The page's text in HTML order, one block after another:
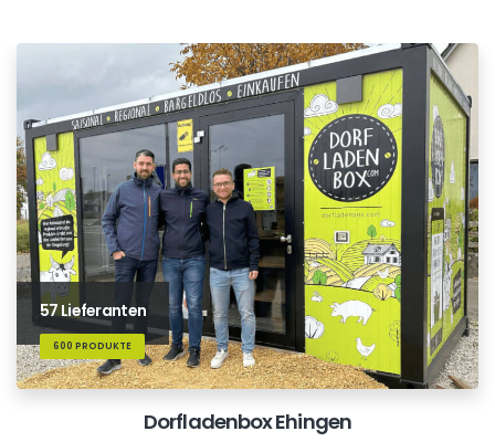
57 Lieferanten
600 PRODUKTE
Dorfladenbox Ehingen